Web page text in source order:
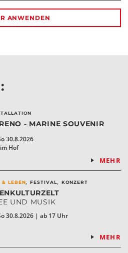
ANWENDEN
- MARINE SOUVENIR
30.8.2026
Hof
MEHR
& LEBEN,FESTIVAL, KONZERT
UND MUSIK
30.8.2026 | ab 17 Uhr
MEHR